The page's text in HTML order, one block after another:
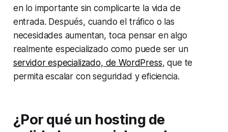
en lo importante sin complicarte la vida de
entrada. Después, cuando el tráfico o las
necesidades aumentan, toca pensar en algo
realmente especializado como puede ser un
servidor especializado, de WordPress, que te
permita escalar con seguridad y eficiencia.
¿Por qué un hosting de